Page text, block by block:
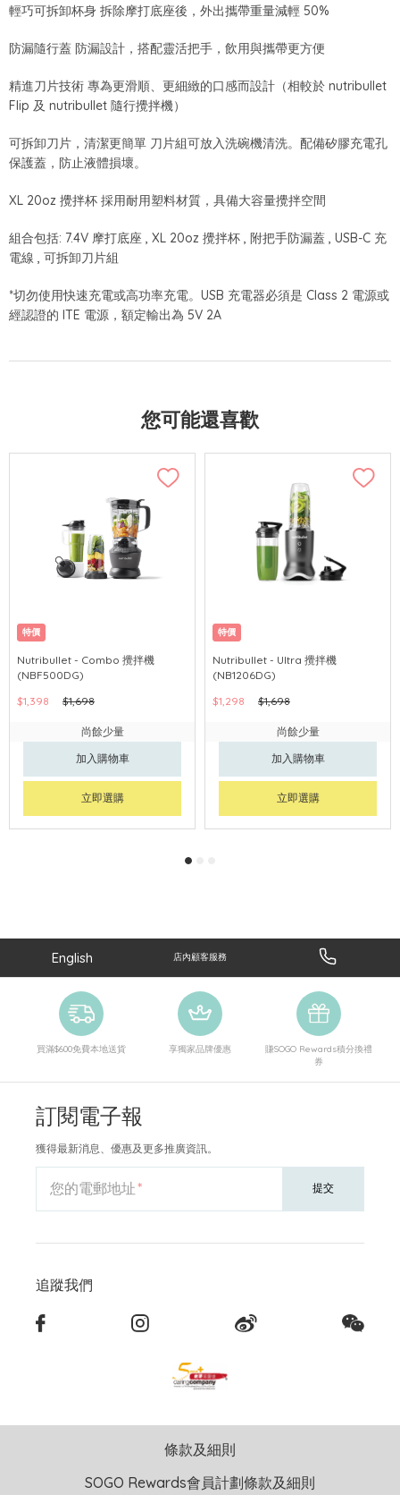
輕巧可拆卸杯身 拆除摩打底座後，外出攜帶重量減輕 50%
防漏隨行蓋 防漏設計，搭配靈活把手，飲用與攜帶更方便
精進刀片技術 專為更滑順、更細緻的口感而設計（相較於 nutribullet
Flip 及 nutribullet 隨行攪拌機）
可拆卸刀片，清潔更簡單 刀片組可放入洗碗機清洗。配備矽膠充電孔
保護蓋，防止液體損壞。
XL 20oz 攪拌杯 採用耐用塑料材質，具備大容量攪拌空間
組合包括: 7.4V 摩打底座 , XL 20oz 攪拌杯 , 附把手防漏蓋 , USB-C 充
電線 , 可拆卸刀片組
*切勿使用快速充電或高功率充電。USB 充電器必須是 Class 2 電源或
經認證的 ITE 電源，額定輸出為 5V 2A
您可能還喜歡
特價
Nutribullet - Combo 攪拌機
(NBF500DG)
$1,398
$1,698
尚餘少量
加入購物車
立即選購
特價
Nutribullet - Ultra 攪拌機
(NB1206DG)
$1,298
$1,698
尚餘少量
加入購物車
立即選購
English 店內顧客服務
買滿$600免費本地送貨 享獨家品牌優惠
賺SOGO Rewards積分換禮
券
訂閱電子報
獲得最新消息、優惠及更多推廣資訊。
您的電郵地址 提交
追蹤我們
條款及細則
SOGO Rewards會員計劃條款及細則